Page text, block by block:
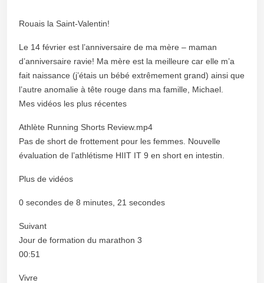
Rouais la Saint-Valentin!
Le 14 février est l’anniversaire de ma mère – maman
d’anniversaire ravie! Ma mère est la meilleure car elle m’a
fait naissance (j’étais un bébé extrêmement grand) ainsi que
l’autre anomalie à tête rouge dans ma famille, Michael.
Mes vidéos les plus récentes
Athlète Running Shorts Review.mp4
Pas de short de frottement pour les femmes. Nouvelle
évaluation de l’athlétisme HIIT IT 9 en short en intestin.
Plus de vidéos
0 secondes de 8 minutes, 21 secondes
Suivant
Jour de formation du marathon 3
00:51
Vivre